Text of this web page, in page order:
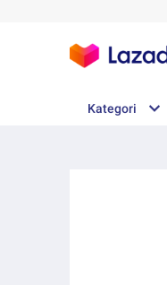
Kategori